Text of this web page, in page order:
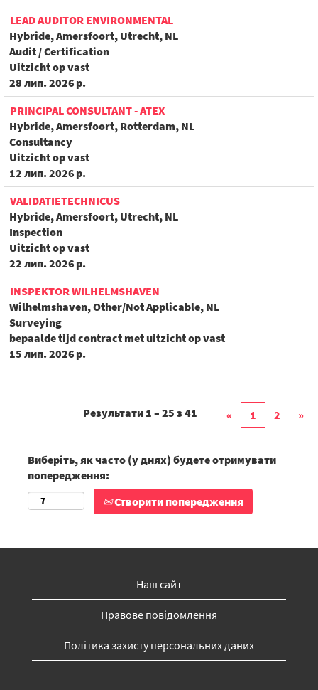
LEAD AUDITOR ENVIRONMENTAL
Hybride, Amersfoort, Utrecht, NL
Audit / Certification
Uitzicht op vast
28 лип. 2026 р.
PRINCIPAL CONSULTANT - ATEX
Hybride, Amersfoort, Rotterdam, NL
Consultancy
Uitzicht op vast
12 лип. 2026 р.
VALIDATIETECHNICUS
Hybride, Amersfoort, Utrecht, NL
Inspection
Uitzicht op vast
22 лип. 2026 р.
INSPEKTOR WILHELMSHAVEN
Wilhelmshaven, Other/Not Applicable, NL
Surveying
bepaalde tijd contract met uitzicht op vast
15 лип. 2026 р.
Результати 1 – 25 з41 « 1 2 »
Виберіть, як часто (у днях) будете отримувати
попередження:
Створити попередження
Наш сайт
Правове повідомлення
Політика захисту персональних даних